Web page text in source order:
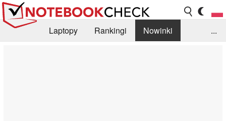
Laptopy Rankingi
Nowinki
...